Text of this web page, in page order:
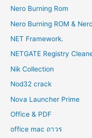
Nero Burning Rom
Nero Burning ROM &
NET Framework.
NETGATE Registry
Nik Collection
Nod32 crack
Nova Launcher Prime
Office & PDF
office mac ถาวร